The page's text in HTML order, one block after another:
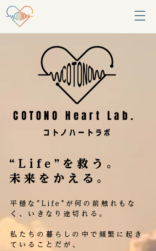
COTONO Heart Lab.
​コトノハートラボ
“Life”を救う。
未来をかえる。
平穏な"Life"が何の前触れもな
く、いきなり途切れる。
私たちの暮らしの中で頻繁に起き
ていることだが、